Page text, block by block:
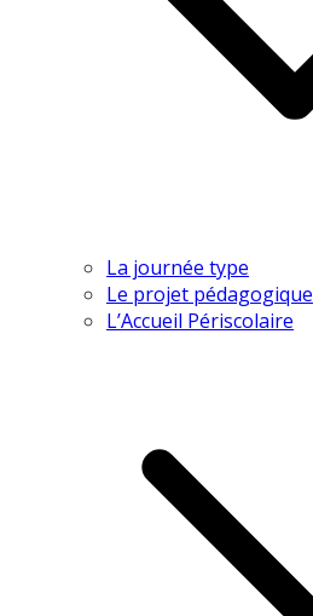
La journée type
Le projet pédagogique
L’Accueil Périscolaire